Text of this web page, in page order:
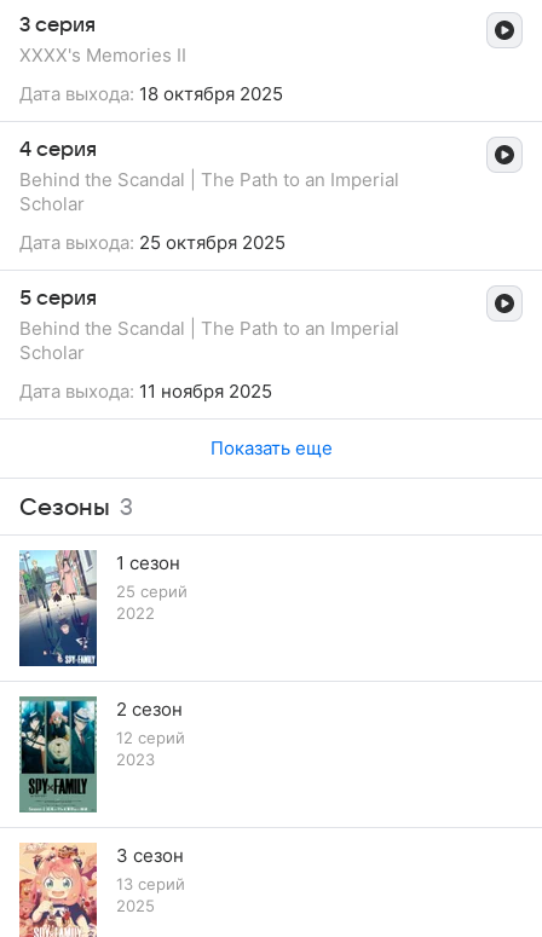
3 серия
XXXX's Memories II
Дата выхода: 18 октября 2025
4 серия
Behind the Scandal | The Path to an Imperial
Scholar
Дата выхода: 25 октября 2025
5 серия
Behind the Scandal | The Path to an Imperial
Scholar
Дата выхода: 11 ноября 2025
Показать еще
Сезоны 3
1 сезон
25 серий
2022
2 сезон
12 серий
2023
3 сезон
13 серий
2025